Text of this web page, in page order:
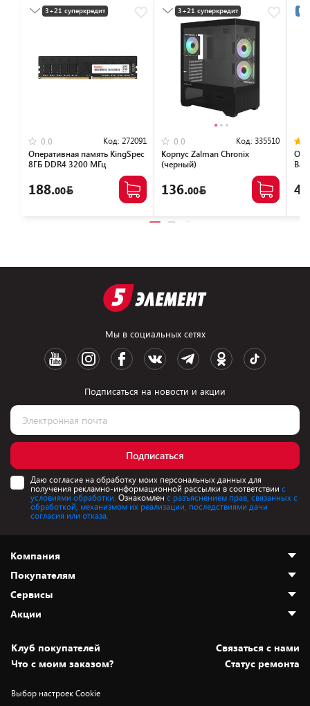
3+21 суперкредит
0.0 Код: 272091
Оперативная память KingSpec
8ГБ DDR4 3200 МГц
188.00
3+21 суперкредит
Разумная цена
0.0 Код: 335510
Корпус Zalman Chronix
(черный)
136.00
Мы в социальных сетях
Подписаться на новости и акции
Подписаться
Даю согласие на обработку моих персональных данных для
получения рекламно-информационной рассылки в соответствии с
условиями обработки. Ознакомлен с разъяснением прав, связанных с
обработкой, механизмом их реализации, последствиями дачи
согласия или отказа.
Компания
О нас
Адреса магазинов
Новости
Статьи и обзоры
Вакансии
Дай пять добру!
Покупателям
Как сделать заказ
Оплата и доставка
Безналичный расчёт
Обмен и возврат товара
Обработка персональных данных
Сервисы
Установка техники
Для игровых консолей
Для мобильных устройств
Акции
Скидки и промокоды
Белорусские товары
Бонусы
Клуб покупателей
Cвязаться с нами
Что с моим заказом?
Статус ремонта
Выбор настроек Cookie